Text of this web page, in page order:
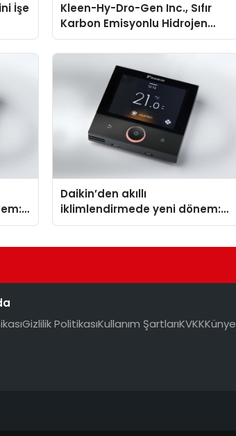
İşe
Kleen-Hy-Dro-Gen Inc., Sıfır
Karbon Emisyonlu Hidrojen
Isıtma Teknolojisinde ISO ve
TSSA Düzenleyici Onaylarını
Daikin’den akıllı
iklimlendirmede yeni dönem:
Madoka Plus Türkiye’de
Gizlilik PolitikasıKullanım ŞartlarıKVKKKünye